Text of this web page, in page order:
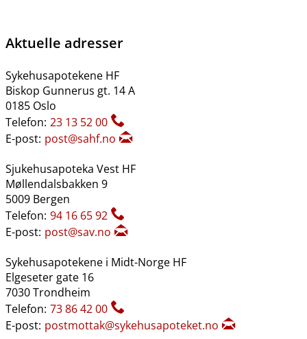
Aktuelle adresser
Sykehusapotekene HF
Biskop Gunnerus gt. 14 A
0185 Oslo
Telefon: 23 13 52 00
E-post: post@sahf.no
Sjukehusapoteka Vest HF
Møllendalsbakken 9
5009 Bergen
Telefon: 94 16 65 92
E-post: post@sav.no
Sykehusapotekene i Midt-Norge HF
Elgeseter gate 16
7030 Trondheim
Telefon: 73 86 42 00
E-post: postmottak@sykehusapoteket.no